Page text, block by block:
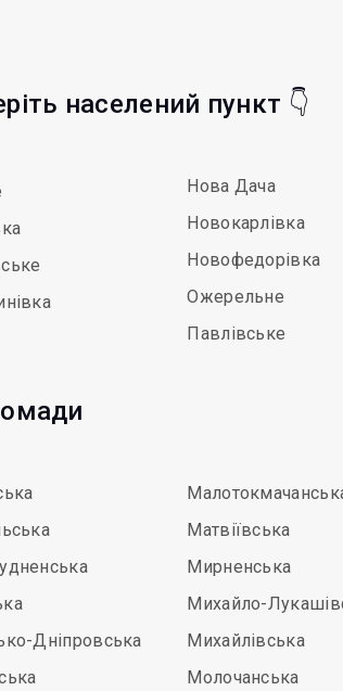
населений пункт 👇
Нова Дача
Новокарлівка
Новофедорівка
Ожерельне
Павлівське
Дніпровська
Матвіївська
Мирненська
Михайло-
Михайлівська
Молочанська